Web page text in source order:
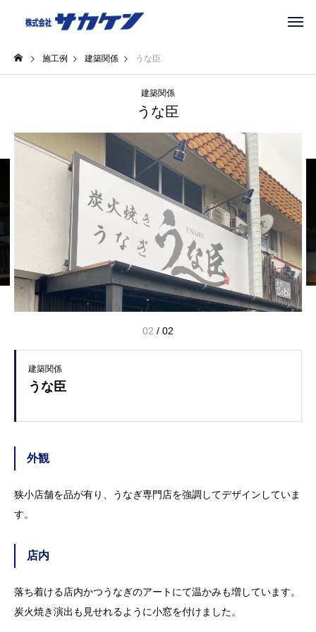
施工例 建築関係 うな臣
建築関係
うな臣
02 / 02
建築関係
うな臣
外観
狭小店舗を品が有り、うなぎ専門店を強調してデザインしていま
す。
店内
落ち着ける店内かつうなぎのアートにて温かみも増しています。
炭火焼き演出も見せれるように小窓を付けました。